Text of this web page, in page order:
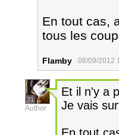
En tout cas,
tous les
Flamby 08/09/2012
31
Author
Et il n'y a
Je vais